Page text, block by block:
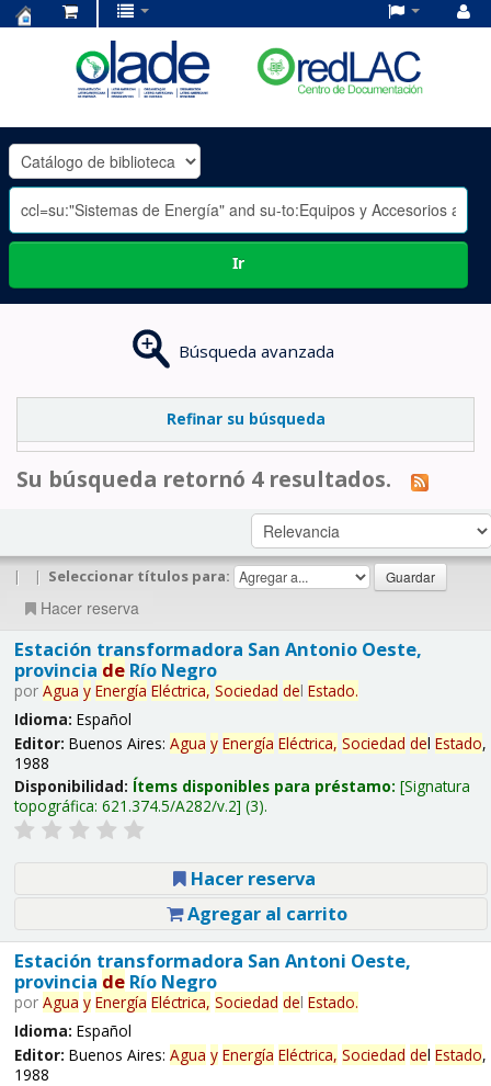
OLADE
-
Ir
Búsqueda avanzada
Refinar su búsqueda
Su búsqueda retornó 4 resultados.
| | Seleccionar títulos para:
Hacer reserva
Estación transformadora San Antonio Oeste,
provincia deRío Negro
por Agua y Energía Eléctrica, Sociedad del Estado.
Idioma: Español
Editor: Buenos Aires: Agua y Energía Eléctrica, Sociedad del Estado,
1988
Disponibilidad: Ítems disponibles para préstamo: Signatura
topográfica: 621.374.5/A282/v.2 (3).
Hacer reserva
Agregar al carrito
Estación transformadora San Antoni Oeste,
provincia deRío Negro
por Agua y Energía Eléctrica, Sociedad del Estado.
Idioma: Español
Editor: Buenos Aires: Agua y Energía Eléctrica, Sociedad del Estado,
1988